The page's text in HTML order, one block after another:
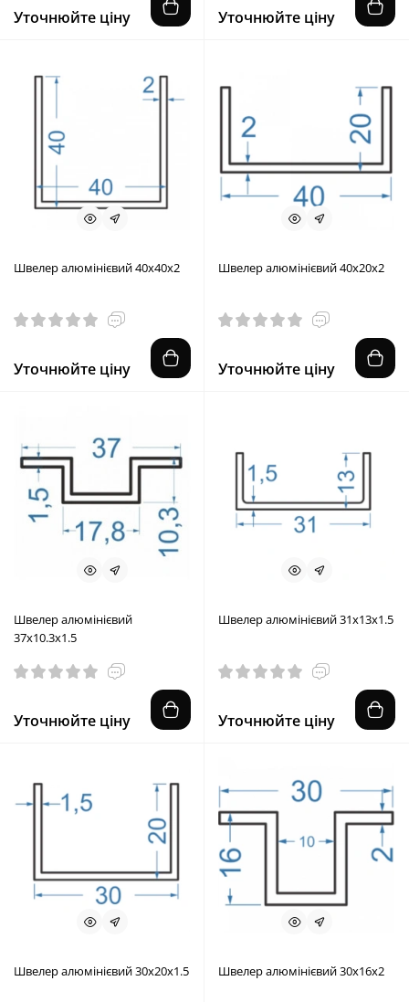
Уточнюйте ціну Уточнюйте ціну
Швелер алюмінієвий 40x40x2
Уточнюйте ціну
Швелер алюмінієвий 40x20x2
Уточнюйте ціну
Швелер алюмінієвий
37x10.3x1.5
Уточнюйте ціну
Швелер алюмінієвий 31x13x1.5
Уточнюйте ціну
Швелер алюмінієвий 30x20x1.5 Швелер алюмінієвий 30x16x2